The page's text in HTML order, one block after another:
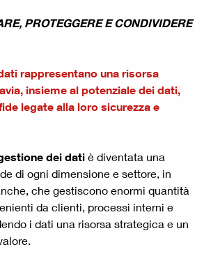
PROTEGGERE E CONDIVIDERE
rappresentano una risorsa
insieme al potenziale dei dati,
legate alla loro sicurezza e
dei dati è diventata una
di ogni dimensione e settore, in
che gestiscono enormi quantità
da clienti, processi interni e
i dati una risorsa strategica e un